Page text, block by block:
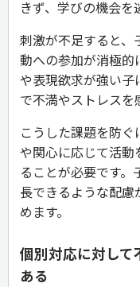
きず、学びの機会を
刺激が不足すると、
動への参加が消極的
や表現欲求が強い子
で不満やストレスを
こうした課題を防
や関心に応じて活
ることが必要です
長できるような配
めます。
個別対応に対して
ある